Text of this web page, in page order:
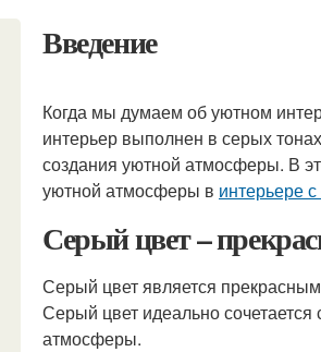
Введение
Когда мы думаем об уютном
интерьер выполнен в серых
создания уютной атмосферы. В
уютной атмосферы в интерьере
Серый цвет –
Серый цвет является
Серый цвет идеально
атмосферы.